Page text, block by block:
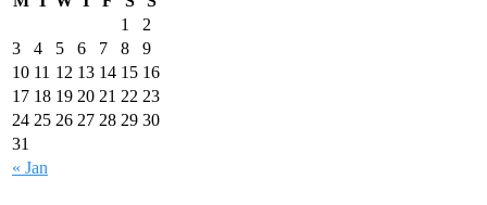
« Jan
1
2
3
4 5 6 7 8
9
10 11 12 13 14 15 16
17 18 19 20 21 22 23
24 25 26 27 28 29 30
31